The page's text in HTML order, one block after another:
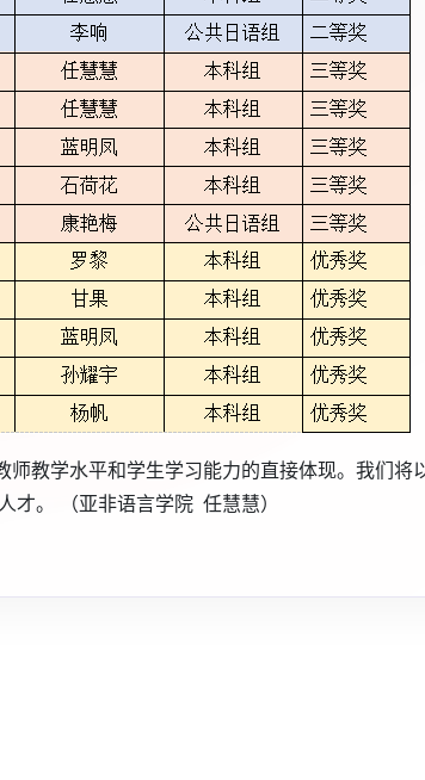
教学水平和学生学习能力的直接体现。我们
。 （亚非语言学院 任慧慧）